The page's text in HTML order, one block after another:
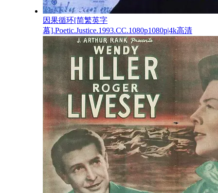
因果循环[简繁英字
幕].Poetic.Justice.1993.CC.1080p1080p|4k高清